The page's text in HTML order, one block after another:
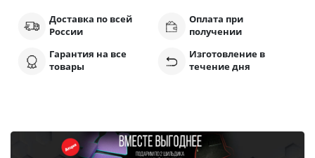
Доставка по всей
России
Оплата при
получении
Гарантия на все
товары
Изготовление в
течение дня